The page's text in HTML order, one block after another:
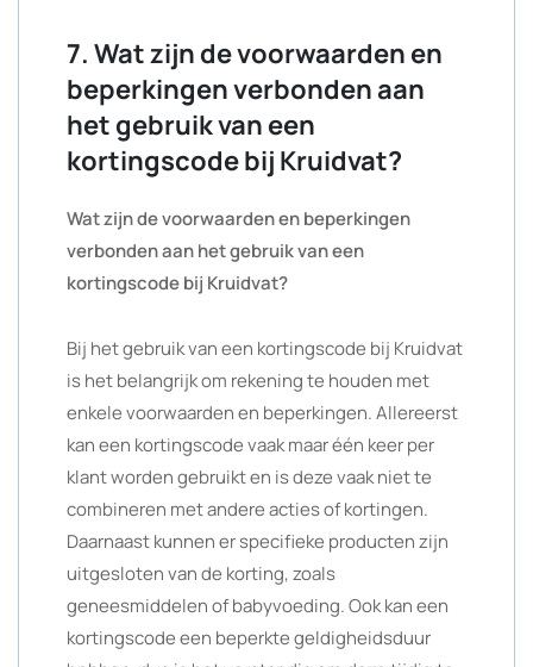
7. Wat zijn de voorwaarden en
beperkingen verbonden aan
het gebruik van een
kortingscode bij Kruidvat?
Wat zijn de voorwaarden en beperkingen
verbonden aan het gebruik van een
kortingscode bij Kruidvat?
Bij het gebruik van een kortingscode bij Kruidvat
is het belangrijk om rekening te houden met
enkele voorwaarden en beperkingen. Allereerst
kan een kortingscode vaak maar één keer per
klant worden gebruikt en is deze vaak niet te
combineren met andere acties of kortingen.
Daarnaast kunnen er specifieke producten zijn
uitgesloten van de korting, zoals
geneesmiddelen of babyvoeding. Ook kan een
kortingscode een beperkte geldigheidsduur